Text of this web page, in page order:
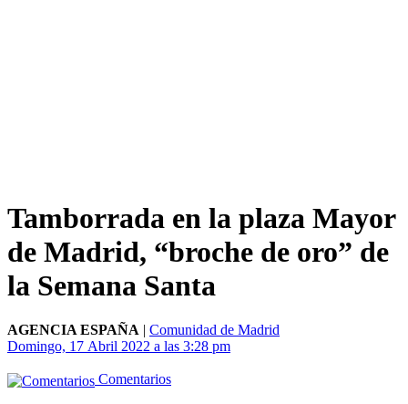
Tamborrada en la plaza Mayor
de Madrid, “broche de oro” de
la Semana Santa
AGENCIA ESPAÑA | Comunidad de Madrid
Domingo, 17 Abril 2022 a las 3:28 pm
Comentarios